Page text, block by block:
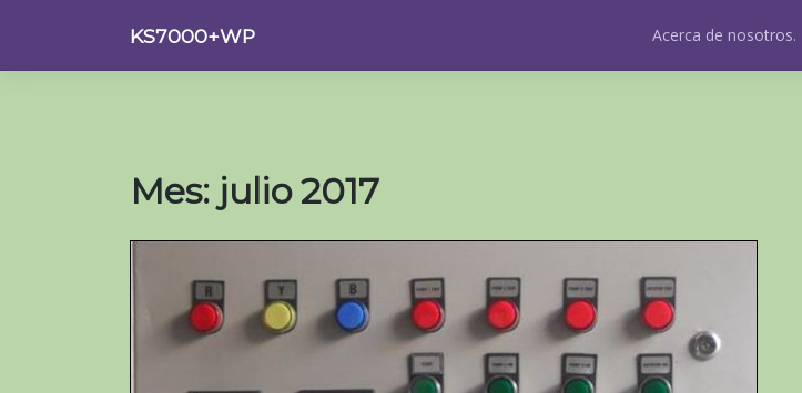
contenido
KS7000+WP Acerca de nosotros.
Mes: julio 2017